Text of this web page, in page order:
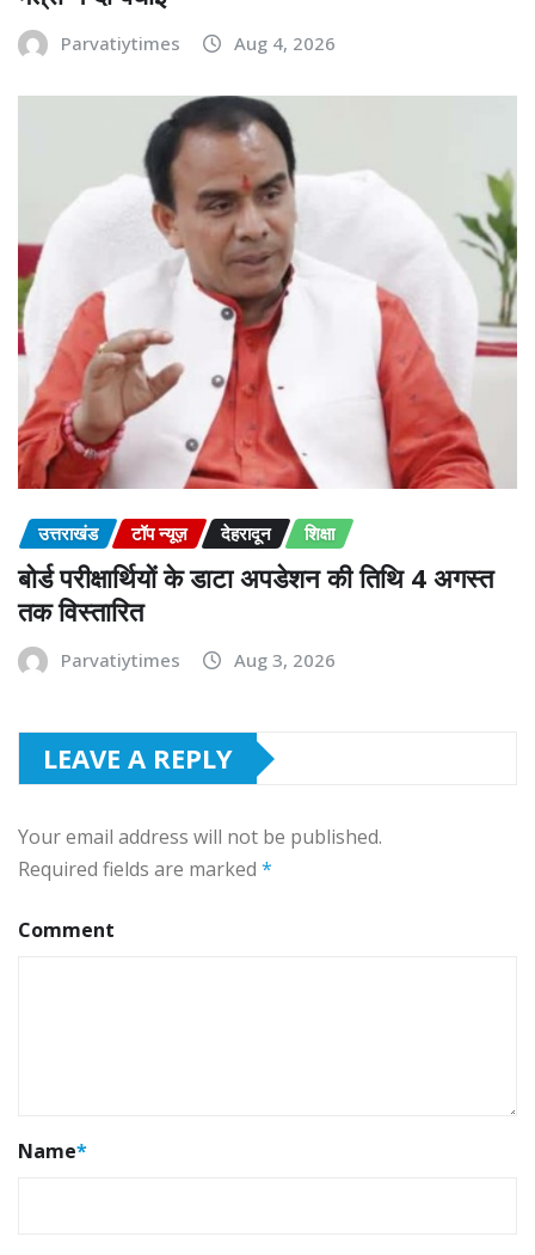
Parvatiytimes Aug 4, 2026
उत्तराखंड टॉप न्यूज़ देहरादून शिक्षा
बोर्ड परीक्षार्थियों के डाटा अपडेशन की तिथि 4 अगस्त
तक विस्तारित
Parvatiytimes Aug 3, 2026
LEAVE A REPLY
Your email address will not be published.
Required fields are marked *
Comment
Name*